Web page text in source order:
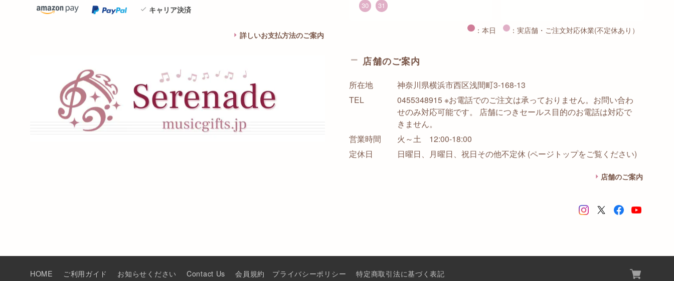
キャリア決済
詳しいお支払方法のご案内
30 31
：本日 ：実店舗・ご注文対応休業(不定休あり）
店舗のご案内
所在地
神奈川県横浜市西区浅間町3-168-13
TEL
0455348915 ※お電話でのご注文は承っておりません。お問い合わ
せのみ対応可能です。 店舗につきセールス目的のお電話は対応で
きません。
営業時間
火～土 12:00-18:00
定休日
日曜日、月曜日、祝日その他不定休 (ページトップをご覧ください)
店舗のご案内
HOME ご利用ガイド お知らせください Contact Us 会員規約 プライバシーポリシー 特定商取引法に基づく表記